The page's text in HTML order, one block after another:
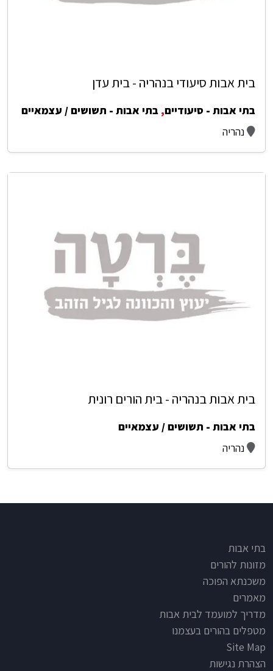
בית אבות סיעודי בנהריה - בית עדן
בתי אבות - סיעודיים, בתי אבות - תשושים / עצמאיים
נהריה
בית אבות בנהריה - בית הורים רונית
בתי אבות - תשושים / עצמאיים
נהריה
Footer
בתי אבות
מזונות להורים
משכנתא הפוכה
מאמרים
מדריך למועמד לבית אבות
מטפלים בהורים בעצמנו
Site Map
הצהרת נגישות